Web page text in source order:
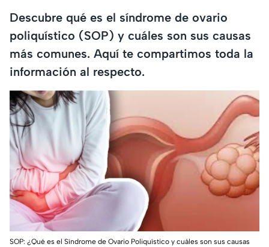
Descubre qué es el síndrome de ovario
poliquístico (SOP) y cuáles son sus causas
más comunes. Aquí te compartimos toda la
información al respecto.
SOP: ¿Qué es el Síndrome de Ovario Poliquístico y cuáles son sus causas